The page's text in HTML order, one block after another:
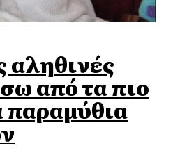
αληθινές
από τα πιο